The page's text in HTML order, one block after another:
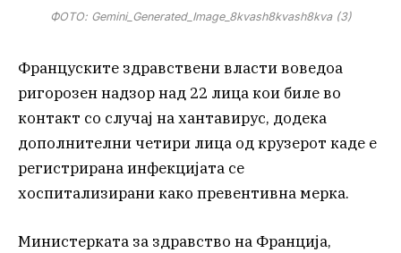
ФОТО: Gemini_Generated_Image_8kvash8kvash8kva (3)
Француските здравствени власти воведоа
ригорозен надзор над 22 лица кои биле во
контакт со случај на хантавирус, додека
дополнителни четири лица од крузерот каде е
регистрирана инфекцијата се
хоспитализирани како превентивна мерка.
Министерката за здравство на Франција,